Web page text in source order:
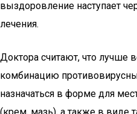
выздоровление наступает
лечения.
Доктора считают, что лучше
комбинацию
назначаться в форме для